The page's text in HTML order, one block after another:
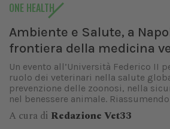
ONE HEALTH
Ambiente e Salute, a
frontiera della medicina
Un evento all’Università Federico II
ruolo dei veterinari nella salute
prevenzione delle zoonosi, nella
nel benessere animale.
A cura di Redazione Vet33